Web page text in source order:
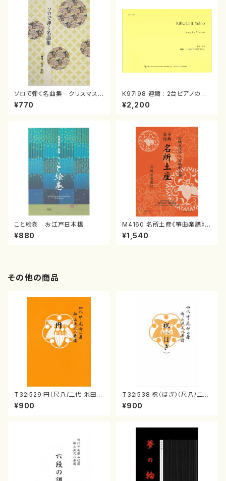
ソロで弾く名曲集 クリスマス・
イブ／恋人がサンタクロース(
箏独奏 /大平光美 編曲/楽
¥770
K97i98 連禱 : 2台ピアノのた
めの（2 Pianos / 菊池 幸夫 /
楽譜）
¥2,200
こと絵巻 お江戸日本橋
¥880
M4160 名所土産《箏曲楽譜》
（箏/宮城喜代子・宮城数江著・
宮城宗家監修/箏曲古典楽譜）
¥1,540
その他の商品
T32i529 円（尺八/二代 池田静
山/楽譜）都山流公刊楽譜曲番:2
238
¥900
T32i538 祝（ほぎ）（尺八/二代
池田静山/楽譜）都山流公刊楽譜
曲番:2247
¥900